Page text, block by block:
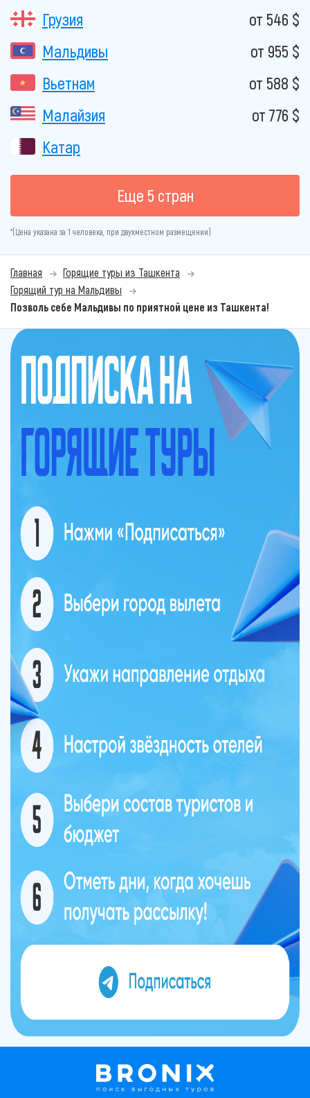
Грузия
от 546 $
Мальдивы
от 955 $
Вьетнам
от 588 $
Малайзия
от 776 $
Катар
Еще 5 стран
*(Цена указана за 1 человека, при двухместном размещении)
Главная
Горящие туры из Ташкента
Горящий тур на Мальдивы
Позволь себе Мальдивы по приятной цене из Ташкента!